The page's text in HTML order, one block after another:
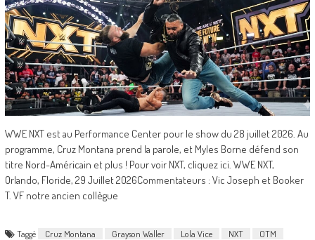
WWE NXT est au Performance Center pour le show du 28 juillet 2026. Au
programme, Cruz Montana prend la parole, et Myles Borne défend son
titre Nord-Américain et plus ! Pour voir NXT, cliquez ici. WWE NXT,
Orlando, Floride, 29 Juillet 2026Commentateurs : Vic Joseph et Booker
T. VF notre ancien collègue
Taggé Cruz Montana Grayson Waller Lola Vice NXT
OTM